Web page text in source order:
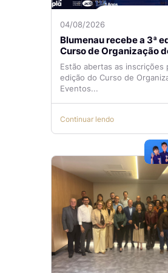
04/08/2026
Blumenau recebe a 3ª
Curso de Organização
Lilian Ribeiro
Estão abertas as inscrições
edição do Curso de
Eventos...
Continuar lendo